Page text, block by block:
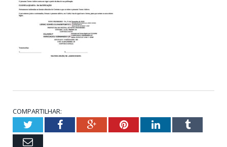
COMPARTILHAR:
TwitterFacebookGoogle+PinterestLinkedInTumblr
Email